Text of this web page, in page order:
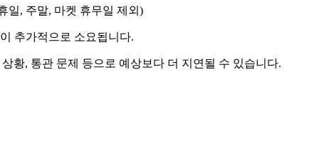
일, 주말, 마켓 휴무일 제외)
추가적으로 소요됩니다.
황, 통관 문제 등으로 예상보다 더 지연될 수 있습니다.